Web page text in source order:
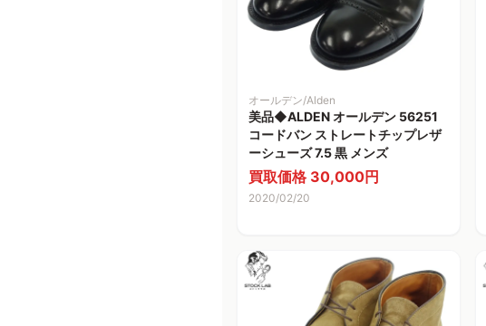
オールデン/Alden
美品◆ALDEN オールデン 56251
コードバン ストレートチップレザ
ーシューズ 7.5 黒 メンズ
買取価格 30,000円
2020/02/20